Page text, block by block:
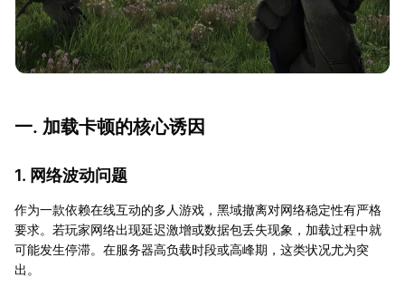
一. 加载卡顿的核心诱因
1. 网络波动问题
作为一款依赖在线互动的多人游戏，黑域撤离对网络稳定性有严格
要求。若玩家网络出现延迟激增或数据包丢失现象，加载过程中就
可能发生停滞。在服务器高负载时段或高峰期，这类状况尤为突
出。